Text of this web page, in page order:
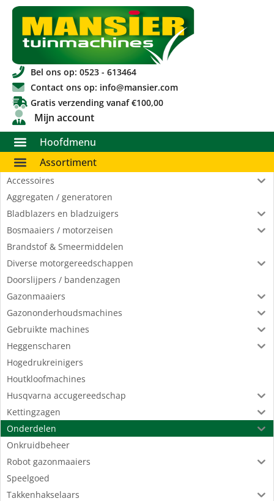
Bel ons op: 0523 - 613464
Contact ons op: info@mansier.com
Gratis verzending vanaf €100,00
Mijn account
Hoofdmenu
Assortiment
Accessoires
Aggregaten / generatoren
Bladblazers en bladzuigers
Bosmaaiers / motorzeisen
Brandstof & Smeermiddelen
Diverse motorgereedschappen
Doorslijpers / bandenzagen
Gazonmaaiers
Gazononderhoudsmachines
Gebruikte machines
Heggenscharen
Hogedrukreinigers
Houtkloofmachines
Husqvarna accugereedschap
Kettingzagen
Onderdelen
Onkruidbeheer
Robot gazonmaaiers
Speelgoed
Takkenhakselaars